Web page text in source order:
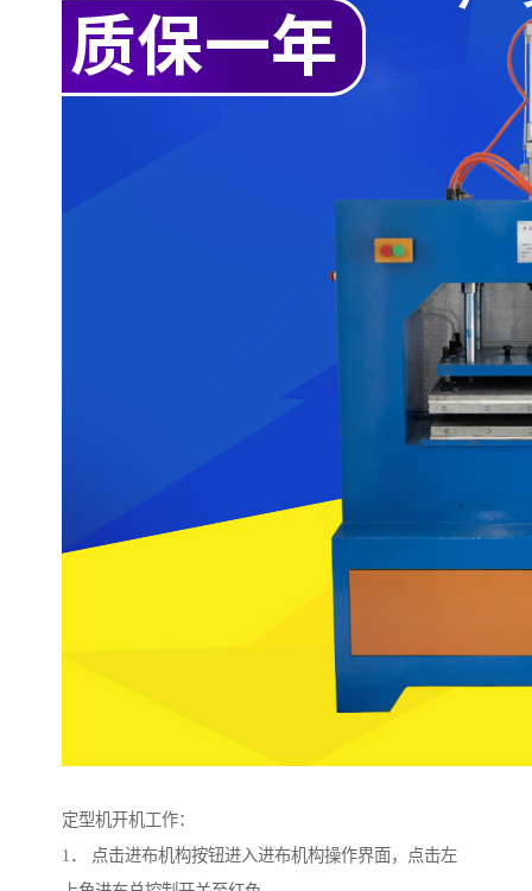
定型机开机工作：
1． 点击进布机构按钮进入进布机构操作界面，点击左